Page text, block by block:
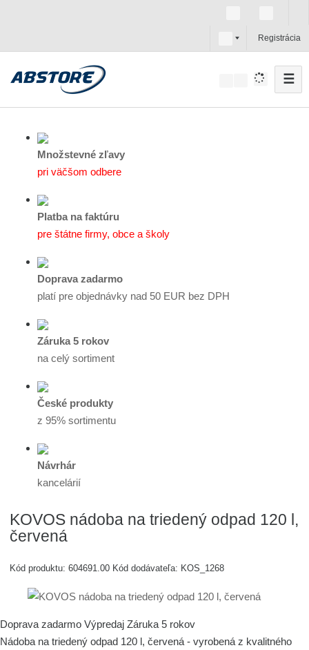
s
k
Registrácia
☰
Množstevné zľavy
pri väčšom odbere
Platba na faktúru
pre štátne firmy, obce a školy
Doprava zadarmo
platí pre objednávky nad 50 EUR bez DPH
Záruka 5 rokov
na celý sortiment
České produkty
z 95% sortimentu
Návrhár
kancelárií
KOVOS nádoba na triedený odpad 120 l,
červená
Kód produktu:604691.00 Kód dodávateľa: KOS_1268
Doprava zadarmo Výpredaj Záruka 5 rokov
Nádoba na triedený odpad 120 l, červená - vyrobená z kvalitného